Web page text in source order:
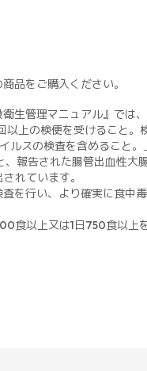
品をご購入ください。
生管理マニュアル』では
以上の検便を受けること
ルスの検査を含めること
報告された腸管出血性大
れています。
を行い、より確実に食中
食以上又は1日750食以上